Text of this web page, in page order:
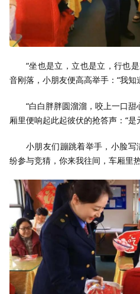
“坐也是立，立也是立，行也
音刚落，小朋友便高高举手：“我
“白白胖胖圆溜溜，咬上一口
厢里便响起此起彼伏的抢答声：“是
小朋友们蹦跳着举手，小脸
纷参与竞猜，你来我往间，车厢里热